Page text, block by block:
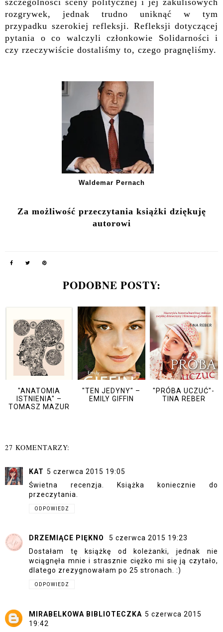
szczególności sceny politycznej i jej zakulisowych
rozgrywek, jednak trudno uniknąć w tym
przypadku szerokiej refleksji. Refleksji dotyczącej
pytania o co walczyli członkowie Solidarności i
czy rzeczywiście dostaliśmy to, czego pragnęliśmy.
Waldemar Pernach
Za możliwość przeczytania książki dziękuję
autorowi
PODOBNE POSTY:
"ANATOMIA
ISTNIENIA" –
TOMASZ MAZUR
"TEN JEDYNY" –
EMILY GIFFIN
"PRÓBA UCZUĆ"-
TINA REBER
27 KOMENTARZY:
KAT 5 czerwca 2015 19:05
Świetna recenzja. Książka koniecznie do
przeczytania.
ODPOWIEDZ
DRZEMIĄCE PIĘKNO
5 czerwca 2015 19:23
Dostałam tę książkę od koleżanki, jednak nie
wciągnęła mnie i strasznie ciężko mi się ją czytało,
dlatego zrezygnowałam po 25 stronach. :)
ODPOWIEDZ
MIRABELKOWA BIBLIOTECZKA 5 czerwca 2015
19:42